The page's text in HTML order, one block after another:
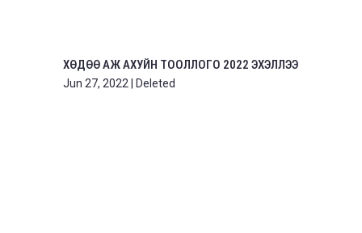
ХӨДӨӨ АЖ АХУЙН ТООЛЛОГО 2022 ЭХЭЛЛЭЭ
Jun 27, 2022 Deleted